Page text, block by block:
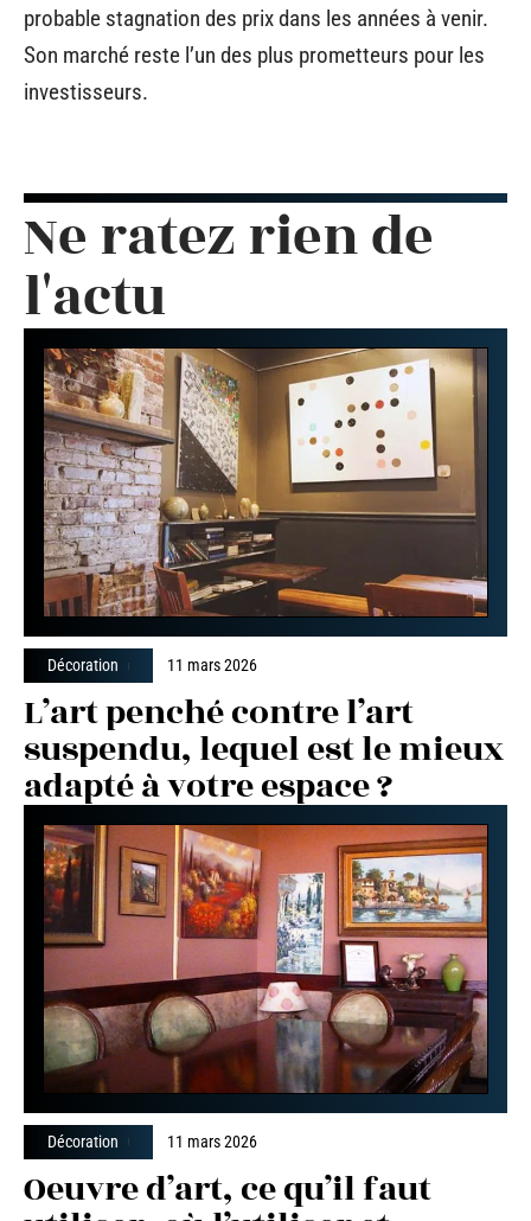
probable stagnation des prix dans les années à venir.
Son marché reste l’un des plus prometteurs pour les
investisseurs.
Ne ratez rien de
l'actu
Décoration 11 mars 2026
L’art penché contre l’art
suspendu, lequel est le mieux
adapté à votre espace ?
Décoration 11 mars 2026
Oeuvre d’art, ce qu’il faut